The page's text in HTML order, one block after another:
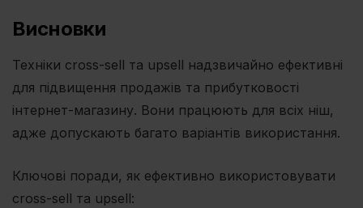
Висновки
Техніки cross-sell та upsell надзвичайно ефективні
для підвищення продажів та прибутковості
інтернет-магазину. Вони працюють для всіх ніш,
адже допускають багато варіантів використання.
Ключові поради, як ефективно використовувати
cross-sell та upsell: